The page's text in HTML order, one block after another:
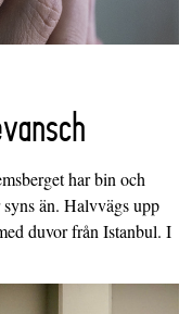
har bin och
än. Halvvägs upp
duvor från Istanbul. I